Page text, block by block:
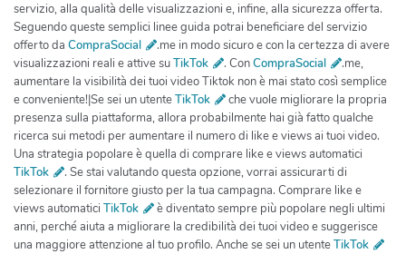
servizio, alla qualità delle visualizzazioni e, infine, alla sicurezza offerta.
Seguendo queste semplici linee guida potrai beneficiare del servizio
offerto da CompraSocial
.me in modo sicuro e con la certezza di avere
visualizzazioni reali e attive suTikTok . ConCompraSocial
.me,
aumentare la visibilità dei tuoi video Tiktok non è mai stato così semplice
e conveniente!|Se sei un utenteTikTok
che vuole migliorare la propria
presenza sulla piattaforma, allora probabilmente hai già fatto qualche
ricerca sui metodi per aumentare il numero di like e views ai tuoi video.
Una strategia popolare è quella di comprare like e views automatici
TikTok
. Se stai valutando questa opzione, vorrai assicurarti di
selezionare il fornitore giusto per la tua campagna. Comprare like e
views automatici TikTok
è diventato sempre più popolare negli ultimi
anni, perché aiuta a migliorare la credibilità dei tuoi video e suggerisce
una maggiore attenzione al tuo profilo. Anche se sei un utenteTikTok